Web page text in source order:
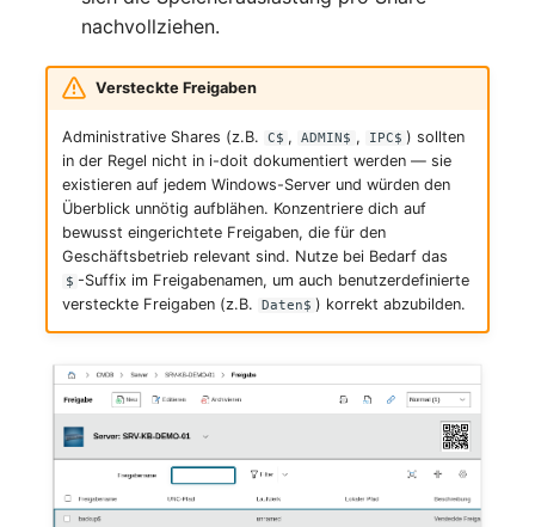
Changelogs 1.8.x
Changelogs 1.7.x
Changelogs 1.6.x
Changelogs 1.5.x
changelog-aeltere-
versionen
Layer-2-Netz
Layer-3-Netz
Leerrohr
Leitungsnetz
Lizenzen
Middleware
Mobiltelefon
Monitor
Netzbereich
nachvollziehen.
Versteckte Freigaben
Administrative Shares (z.B. C$ , ADMIN$ , IPC$ ) sollten
in der Regel nicht in i-doit dokumentiert werden — sie
existieren auf jedem Windows-Server und würden den
Überblick unnötig aufblähen. Konzentriere dich auf
bewusst eingerichtete Freigaben, die für den
Geschäftsbetrieb relevant sind. Nutze bei Bedarf das
$ -Suffix im Freigabenamen, um auch benutzerdefinierte
versteckte Freigaben (z.B.
Daten$ ) korrekt abzubilden.